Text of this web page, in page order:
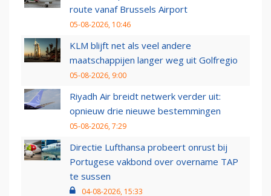
route vanaf Brussels Airport
05-08-2026, 10:46
KLM blijft net als veel andere
maatschappijen langer weg uit Golfregio
05-08-2026, 9:00
Riyadh Air breidt netwerk verder uit:
opnieuw drie nieuwe bestemmingen
05-08-2026, 7:29
Directie Lufthansa probeert onrust bij
Portugese vakbond over overname TAP
te sussen
04-08-2026, 15:33